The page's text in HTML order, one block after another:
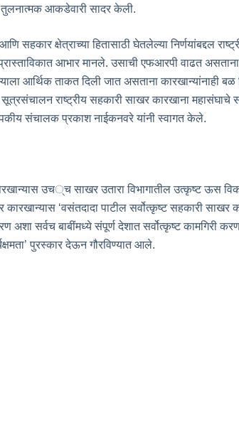
तुलनात्मक आकडेवारी सादर केली.
सहकार क्षेत्राच्या हितासाठी घेतलेल्या निर्णयांबद्दल
प्रास्ताविकात आभार मानले. उसाची एफआरपी वाढत
आर्थिक ताकत दिली जात असताना कारखान्यांनाही
राष्ट्रीय सहकारी साखर कारखाना महासंघाचे
संचालक प्रकाश नाईकनवरे यांनी स्वागत केले.
उच्च साखर उतारा विभागातील उत्कृष्ट ऊस
‘वसंतदादा पाटील सर्वोत्कृष्ट सहकारी साखर
सर्वच बाबींमध्ये संपूर्ण देशात सर्वोत्कृष्ट कामगिरी
पुरस्कार देऊन गौरविण्यात आले.